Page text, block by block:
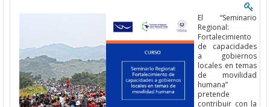
El “Seminario
Regional:
Fortalecimiento
de capacidades
a gobiernos
locales en temas
de movilidad
humana”
pretende
contribuir con la